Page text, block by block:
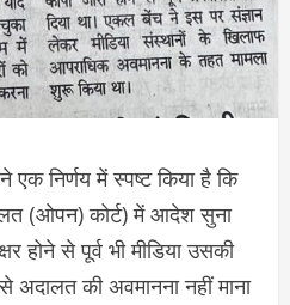
ने एक निर्णय में स्पष्ट किया है कि
(ओपन) कोर्ट) में आदेश सुना
होने से पूर्व भी मीडिया उसकी
अदालत की अवमानना नहीं माना